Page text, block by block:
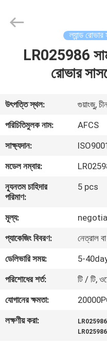
ভিডিও
আমাদের
সম্পর্কে
পরিদর্শন
মান
নিয়ন্ত্রণ
আমাদের
সাথে
PARTS
ল্যান্ড
LR025986
রোভার
উৎপত্তি স্থল:
গুয়াংজু,
পরিচিতিমুলক নাম:
AFCS
সাক্ষ্যদান:
মডেল নম্বার:
ন্যূনতম চাহিদার
পরিমাণ:
5 pcs
মূল্য:
প্যাকেজিং বিবরণ:
নেত্রাল
ডেলিভারি সময়:
5-
পরিশোধের শর্ত:
টি / টি,
যোগানের ক্ষমতা:
লক্ষণীয় করা:
LR025986
LR025986